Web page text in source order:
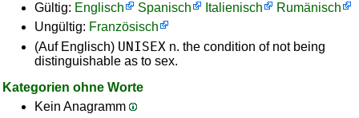
Gültig: Englisch Spanisch Italienisch
Rumänisch
Ungültig: Französisch
(Auf Englisch) UNISEX n. the condition of not being
distinguishable as to sex.
Kategorien ohne Worte
Kein Anagramm